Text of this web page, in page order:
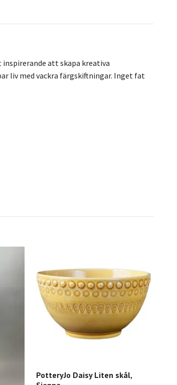
att skapa kreativa
liv med vackra färgskiftningar. Inget fat
PotteryJo Daisy Liten skål,